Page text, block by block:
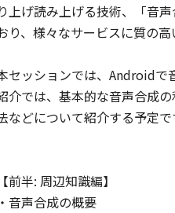
ロ
Android Studio
Design Tools
John Hoford,
開発ツール
ア
見
上げ読み上げる技術、「音
り、様々なサービスに質の
セッションでは、Androidで
介では、基本的な音声合成
などについて紹介する予定で
【前半: 周辺知識編】
・音声合成の概要